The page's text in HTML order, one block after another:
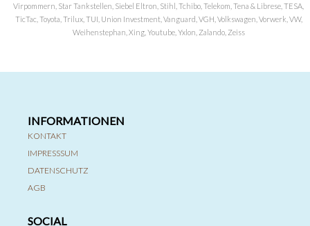
Virpommern, Star Tankstellen, Siebel Eltron, Stihl, Tchibo, Telekom, Tena & Librese, TESA,
TicTac, Toyota, Trilux, TUI, Union Investment, Vanguard, VGH, Volkswagen, Vorwerk, VW,
Weihenstephan, Xing, Youtube, Yxlon, Zalando, Zeiss
INFORMATIONEN
KONTAKT
IMPRESSSUM
DATENSCHUTZ
AGB
SOCIAL